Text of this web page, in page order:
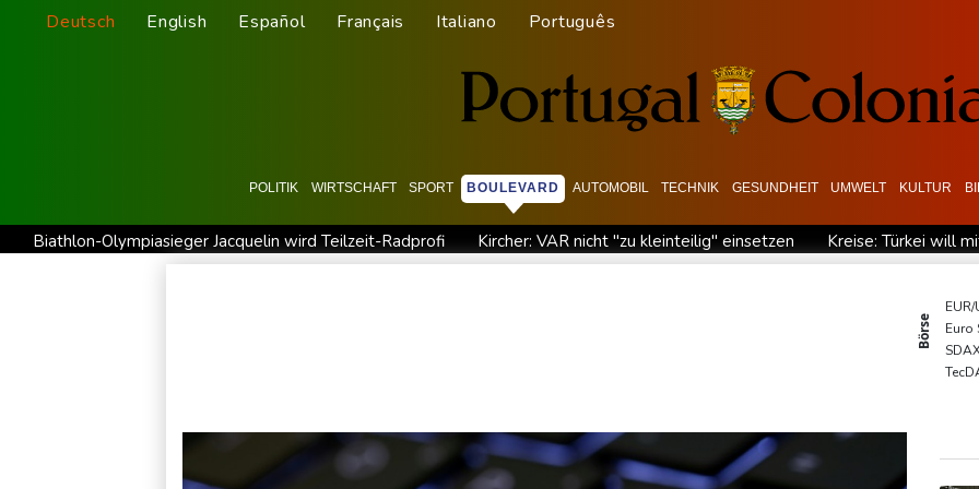
Deutsch English Español Français Italiano Português
POLITIK WIRTSCHAFT SPORT BOULEVARD AUTOMOBIL TECHNIK GESUNDHEIT UMWELT KULTUR
Biathlon-Olympiasieger Jacquelin wird Teilzeit-Radprofi Kircher: VAR nicht "zu kleinteilig" einsetzen
Kreise: Türkei will
USA wollen bei Visa-Anträgen
Trump unternimmt neuen Vorstoß im Streit
Börse
EUR/
Euro